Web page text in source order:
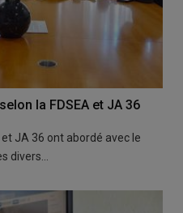
la FDSEA et JA 36
JA 36 ont abordé avec le
divers…